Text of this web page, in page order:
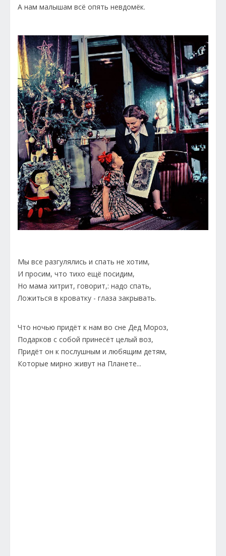
А нам малышам всё опять невдомёк.
Мы все разгулялись и спать не хотим,
И просим, что тихо ещё посидим,
Но мама хитрит, говорит,: надо спать,
Ложиться в кроватку - глаза закрывать.
Что ночью придёт к нам во сне Дед Мороз,
Подарков с собой принесёт целый воз,
Придёт он к послушным и любящим детям,
Которые мирно живут на Планете...